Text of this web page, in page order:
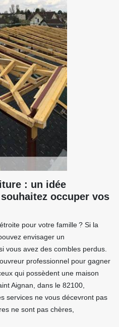
: un idée
occuper vos
pour votre famille ? Si la
envisager un
vous avez des combles perdus.
professionnel pour gagner
qui possèdent une maison
Aignan, dans le 82100,
services ne vous décevront pas
ne sont pas chères,